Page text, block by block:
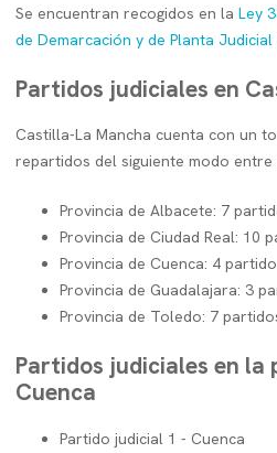
Se encuentran recogidos en la Ley
de Demarcación y de Planta Judicial
Partidos judiciales en
Castilla-La Mancha cuenta con un
repartidos del siguiente modo entre
Provincia de Albacete: 7
Provincia de Ciudad Real: 10
Provincia de Cuenca: 4
Provincia de Guadalajara: 3
Provincia de Toledo: 7
Partidos judiciales en la
Cuenca
Partido judicial 1 - Cuenca